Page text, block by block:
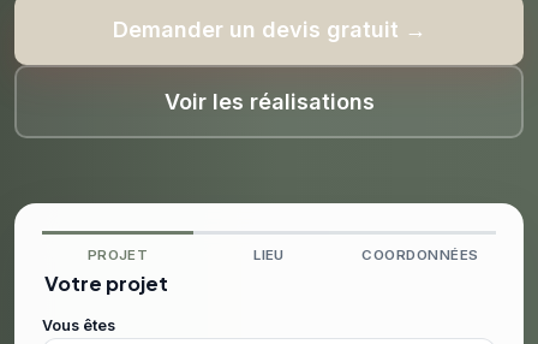
Demander un devis gratuit →
Voir les réalisations
PROJET LIEU COORDONNÉES
Votre projet
Vous êtes